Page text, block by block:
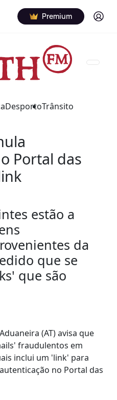
Premium Log in
DesportoTrânsito
Portal das
estão a
da
que se
que são
(AT) avisa que
fraudulentos em
inclui um 'link' para
no Portal das